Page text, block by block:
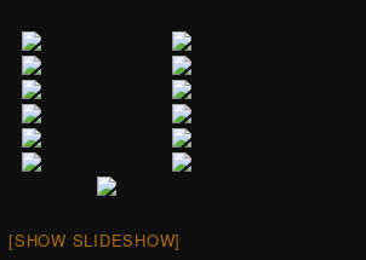
[SHOW SLIDESHOW]